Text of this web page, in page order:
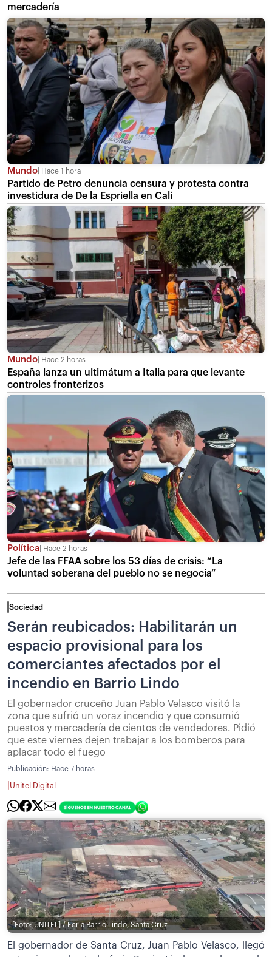
mercadería
Mundo Hace 1 hora
Partido de Petro denuncia censura y protesta contra
investidura de De la Espriella en Cali
Mundo Hace 2 horas
España lanza un ultimátum a Italia para que levante
controles fronterizos
Política Hace 2 horas
Jefe de las FFAA sobre los 53 días de crisis: “La
voluntad soberana del pueblo no se negocia”
Sociedad
Serán reubicados: Habilitarán un
espacio provisional para los
comerciantes afectados por el
incendio en Barrio Lindo
El gobernador cruceño Juan Pablo Velasco visitó la
zona que sufrió un voraz incendio y que consumió
puestos y mercadería de cientos de vendedores. Pidió
que este viernes dejen trabajar a los bomberos para
aplacar todo el fuego
Publicación: Hace 7 horas
Unitel Digital
[Foto: UNITEL] / Feria Barrio Lindo, Santa Cruz
El gobernador de Santa Cruz, Juan Pablo Velasco, llegó